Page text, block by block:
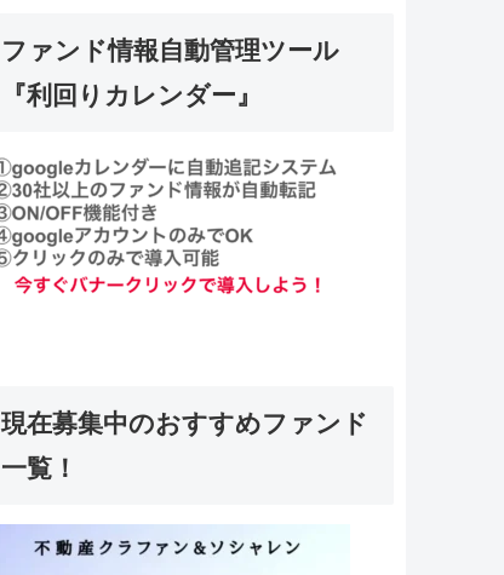
ファンド情報自動管理ツール
『利回りカレンダー』
現在募集中のおすすめファンド
一覧！